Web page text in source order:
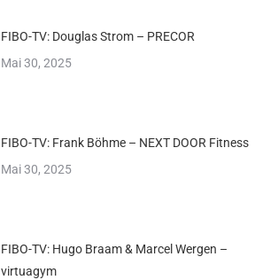
FIBO-TV: Douglas Strom – PRECOR
Mai 30, 2025
FIBO-TV: Frank Böhme – NEXT DOOR Fitness
Mai 30, 2025
FIBO-TV: Hugo Braam & Marcel Wergen –
virtuagym